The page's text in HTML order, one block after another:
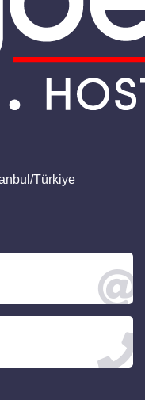
Türkiye